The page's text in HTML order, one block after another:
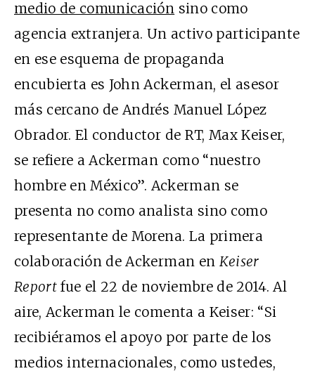
medio de comunicación sino como
agencia extranjera. Un activo participante
en ese esquema de propaganda
encubierta es John Ackerman, el asesor
más cercano de Andrés Manuel López
Obrador. El conductor de RT, Max Keiser,
se refiere a Ackerman como “nuestro
hombre en México”. Ackerman se
presenta no como analista sino como
representante de Morena. La primera
colaboración de Ackerman en Keiser
Report fue el 22 de noviembre de 2014. Al
aire, Ackerman le comenta a Keiser: “Si
recibiéramos el apoyo por parte de los
medios internacionales, como ustedes,